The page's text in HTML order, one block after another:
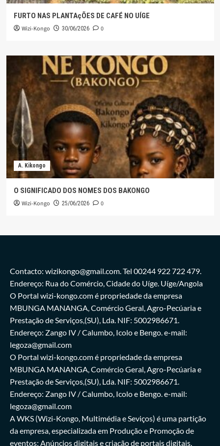
FURTO NAS PLANTAçÕES DE CAFÉ NO UÍGE
Wizi-Kongo 30/06/2026 0
A. Kikongo
O SIGNIFICADO DOS NOMES DOS BAKONGO
Wizi-Kongo 25/06/2026 0
Contacto: wizikongo@gmail.com. Tel 00244 922 722 479.
Endereço: Rua do Comércio, Cidade do Uíge. Uíge/Angola
O Portal wizi-kongo.com é propriedade da empresa
MBUNGA MANANGA, Comércio Geral, Agro-Pecúaria e
Prestação de Serviços,(SU), Lda. NIF: 5002986671.
Endereço: Zango IV / Calumbo, Icolo e Bengo. e-mail:
legoza@gmail.com
O Portal wizi-kongo.com é propriedade da empresa
MBUNGA MANANGA, Comércio Geral, Agro-Pecúaria e
Prestação de Serviços,(SU), Lda. NIF: 5002986671.
Endereço: Zango IV / Calumbo, Icolo e Bengo. e-mail:
legoza@gmail.com
A WKS (Wizi-Kongo, Multimédia e Seviços) é uma partição
da empresa, especializada em Produção e Promoção de
eventos; Anúncios digitais e criação de portais digitais.